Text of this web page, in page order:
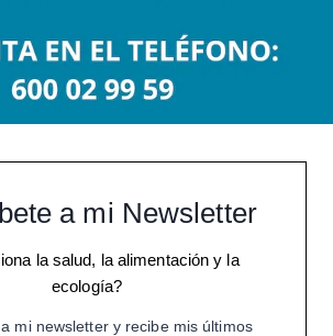
a mi Newsletter
la salud, la alimentación y la
ecología?
mi newsletter y recibe mis últimos